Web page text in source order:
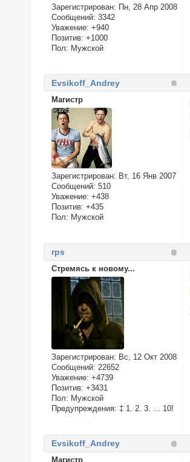
Зарегистрирован: Пн, 28 Апр 2008
Сообщений: 3342
Уважение: +940
Позитив: +1000
Пол: Мужской
Evsikoff_Andrey
Магистр
Зарегистрирован: Вт, 16 Янв 2007
Сообщений: 510
Уважение: +438
Позитив: +435
Пол: Мужской
rps
Стремясь к новому...
Зарегистрирован: Вс, 12 Окт 2008
Сообщений: 22652
Уважение: +4739
Позитив: +3431
Пол: Мужской
Предупреждения: ‡ 1. 2. 3. ... 10!
Evsikoff_Andrey
Магистр